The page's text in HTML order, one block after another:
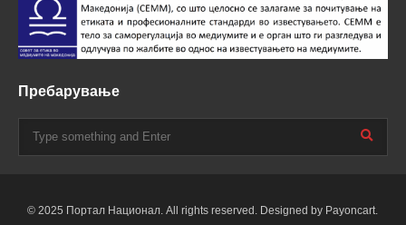
Пребарување
© 2025 Портал Национал. All rights reserved. Designed by Payoncart.